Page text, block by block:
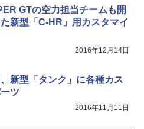
GTの空力担当チームも開
新型「C-HR」用カスタマイ
2016年12月14日
新型「タンク」に各種カス
ツ
2016年11月11日